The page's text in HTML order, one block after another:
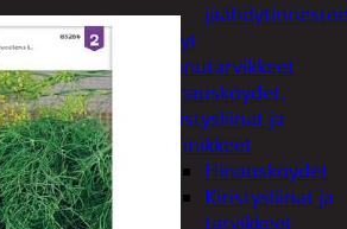
Öljyt
Perävaunutarvikkeet
Hinausköydet,
kiristysliinat ja
kiinnikkeet
Hinausköydet
Kiristysliinat ja
tarvikkeet